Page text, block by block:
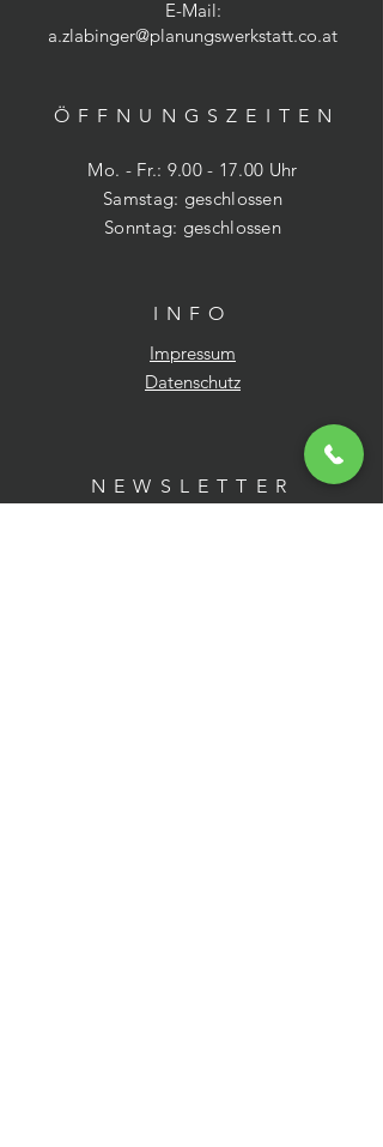
E-Mail:
a.zlabinger@planungswerkstatt.co.at
ÖFFNUNGSZEITE N
Mo. - Fr.: 9.00 - 17.00 Uhr
​​Samstag: geschlossen
​Sonntag: geschlossen
INFO
Impressum
Datenschutz
NEWSLETTER